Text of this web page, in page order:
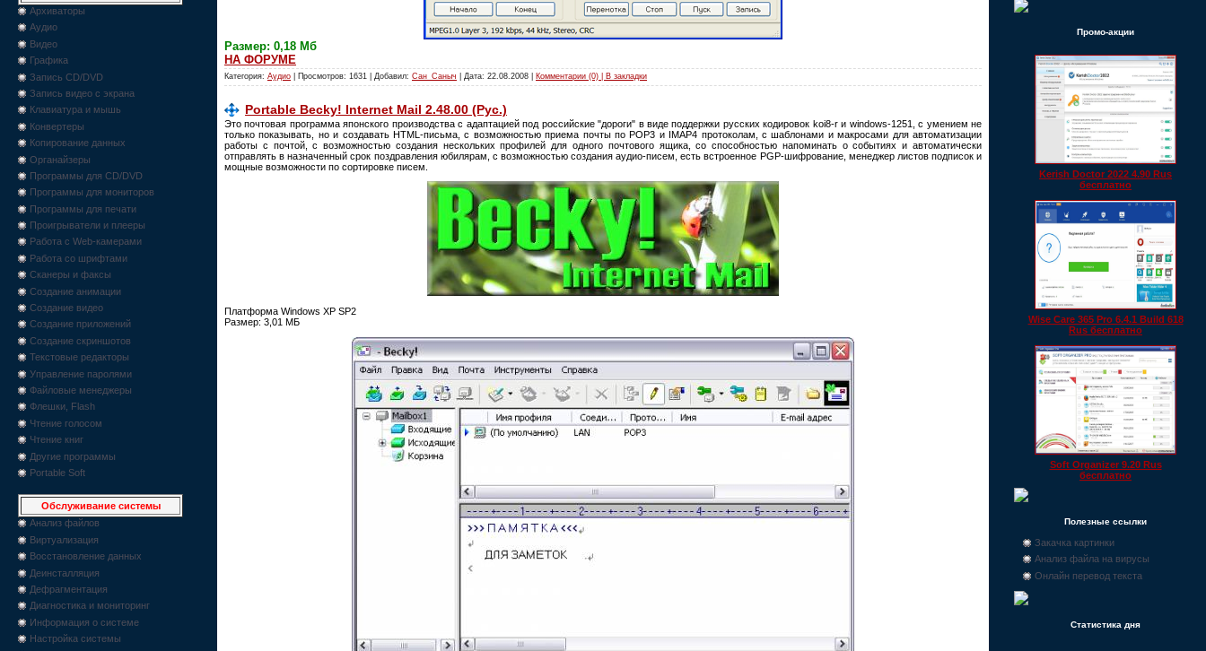
Архиваторы
Аудио
Видео
Графика
Запись CD/DVD
Запись видео с экрана
Клавиатура и мышь
Конвертеры
Копирование данных
Органайзеры
Программы для CD/DVD
Программы для мониторов
Программы для печати
Проигрыватели и плееры
Работа с Web-камерами
Работа со шрифтами
Сканеры и факсы
Создание анимации
Создание видео
Создание приложений
Создание скриншотов
Текстовые редакторы
Управление паролями
Файловые менеджеры
Флешки, Flash
Чтение голосом
Чтение книг
Другие программы
Portable Soft
Обслуживание системы
Анализ файлов
Виртуализация
Восстановление данных
Деинсталляция
Дефрагментация
Диагностика и мониторинг
Информация о системе
Настройка системы
Размер: 0,18 Мб
НА ФОРУМЕ
Категория: Аудио | Просмотров: 1631 | Добавил: Сан_Саныч | Дата: 22.08.2008 Комментарии (0) | В закладки
Portable Becky! Internet Mail 2.48.00 (Рус.)
Это почтовая программа японского производства с адаптацией под российские "дороги" в виде поддержки русских кодировок koi8-r и windows-1251, с умением не
только показывать, но и создавать HTML-письма, с возможностью приема почты по POP3 и IMAP4 протоколам, с шаблонами и макросами для автоматизации
работы с почтой, с возможностью создания нескольких профилей для одного почтового ящика, со способностью напоминать о событиях и автоматически
отправлять в назначенный срок поздравления юбилярам, с возможностью создания аудио-писем, есть встроенное PGP-шифрование, менеджер листов подписок и
мощные возможности по сортировке писем.
Платформа Windows XP SP2
Размер: 3,01 МБ
Промо-акции
Kerish Doctor 2022 4.90 Rus
бесплатно
Wise Care 365 Pro 6.4.1 Build 618
Rus бесплатно
Soft Organizer 9.20 Rus
бесплатно
Полезные ссылки
Закачка картинки
Анализ файла на вирусы
Онлайн перевод текста
Статистика дня